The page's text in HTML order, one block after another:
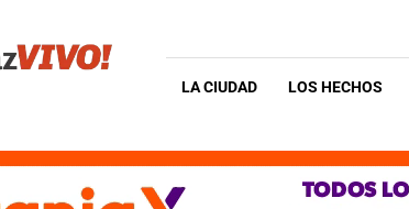
LA CIUDAD LOS HECHOS